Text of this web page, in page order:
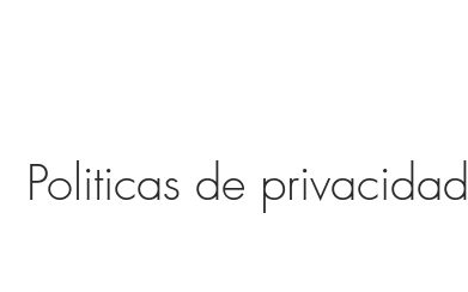
Politicas de privacidad